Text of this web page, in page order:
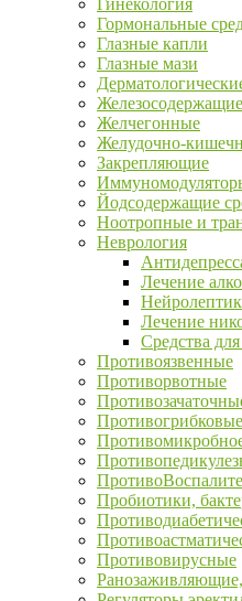
Гинекология
Гормональные
Глазные капли
Глазные мази
Желчегонные
Желудочно-
Закрепляющие
Йодсодержащие
Ноотропные и
Неврология
Лечение
Нейролептик
Лечение
Средства
Противоязвенные
Противорвотные
Противогрибковые
Пробиотики,
Противовирусные